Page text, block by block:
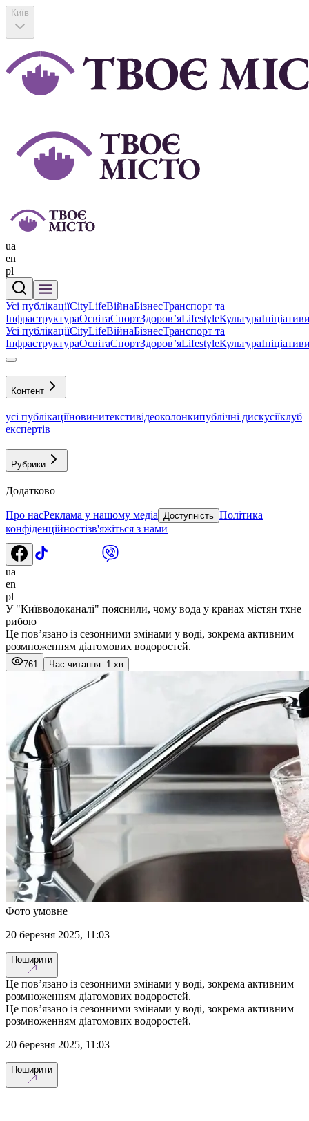
Київ
ua
en
pl
Усі публікаціїCityLifeВійнаБізнесТранспорт та
ІнфраструктураОсвітаСпортЗдоровʼяLifestyleКультура
Усі публікаціїCityLifeВійнаБізнесТранспорт та
ІнфраструктураОсвітаСпортЗдоровʼяLifestyleКультура
Контент
усі публікаціїновинитекстивідеоколонкипублічні дискусіїклуб
експертів
Рубрики
Додатково
Про насРеклама у нашому медіа Доступність Політика
конфіденційностізв'яжіться з нами
ua
en
pl
У "Київводоканалі" пояснили, чому вода у кранах містян тхне
рибою
Це пов’язано із сезонними змінами у воді, зокрема активним
розмноженням діатомових водоростей.
761 Час читання: 1 хв
Фото умовне
20 березня 2025, 11:03
Поширити
Це пов’язано із сезонними змінами у воді, зокрема активним
розмноженням діатомових водоростей.
Це пов’язано із сезонними змінами у воді, зокрема активним
розмноженням діатомових водоростей.
20 березня 2025, 11:03
Поширити